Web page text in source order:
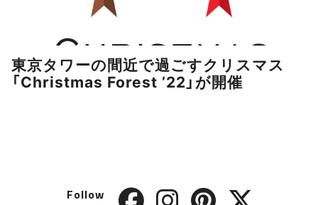
東京タワーの間近で過ごすクリスマス
「Christmas Forest ’22」が開催
Follow